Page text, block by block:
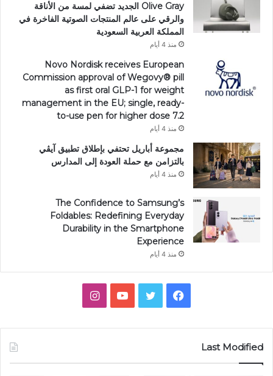
Olive Gray الجديد تضفي لمسة من الأناقة
والرقي على عالم المنتجات الصوتية الفاخرة في
المملكة العربية السعودية
منذ 4 أيام
Novo Nordisk receives European
Commission approval of Wegovy®️ pill
as first oral GLP-1 for weight
management in the EU; single, ready-
to-use pen for higher dose 7.2
منذ 4 أيام
مجموعة أباريل تحتفي بإطلاق تطبيق آيڤي
بالتزامن مع حملة العودة إلى المدارس
منذ 4 أيام
The Confidence to Samsung’s
Foldables: Redefining Everyday
Durability in the Smartphone
Experience
منذ 4 أيام
فيسبوك تويتر يوتيوبانستقرام
Last Modified